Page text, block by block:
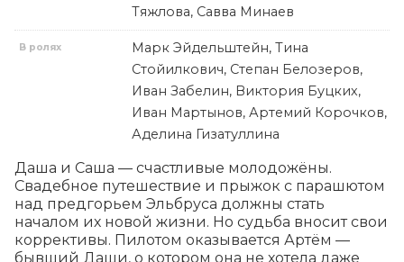
Тяжлова, Савва Минаев
В ролях
Марк Эйдельштейн, Тина
Стойилкович, Степан Белозеров,
Иван Забелин, Виктория Буцких,
Иван Мартынов, Артемий Корочков,
Аделина Гизатуллина
Даша и Саша — счастливые молодожёны.
Свадебное путешествие и прыжок с парашютом
над предгорьем Эльбруса должны стать
началом их новой жизни. Но судьба вносит свои
коррективы. Пилотом оказывается Артём —
бывший Даши, о котором она не хотела даже